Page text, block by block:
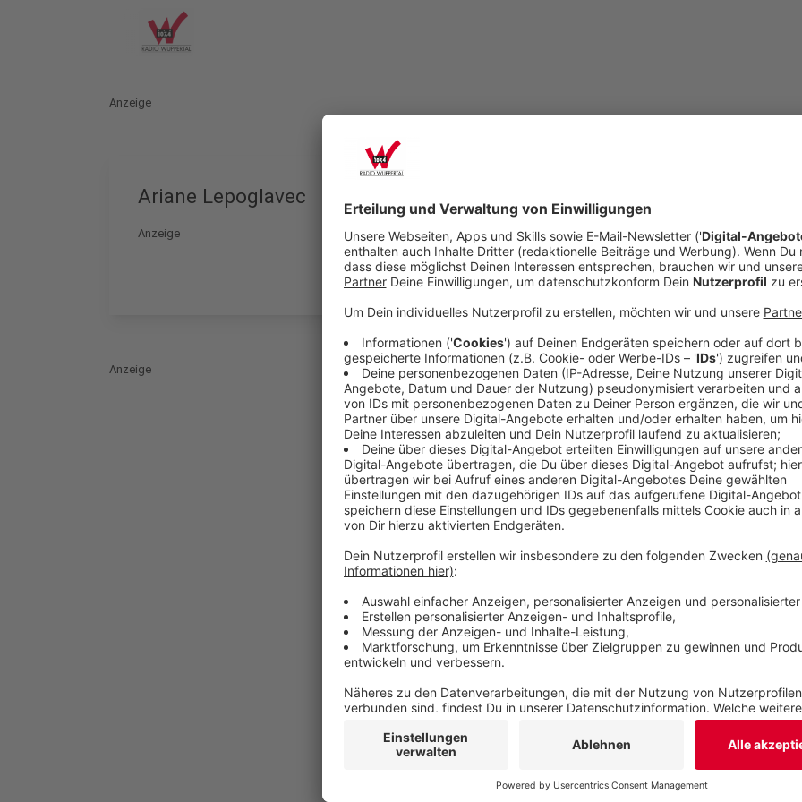
Anzeige
Ariane Lepoglavec
Anzeige
Anzeige